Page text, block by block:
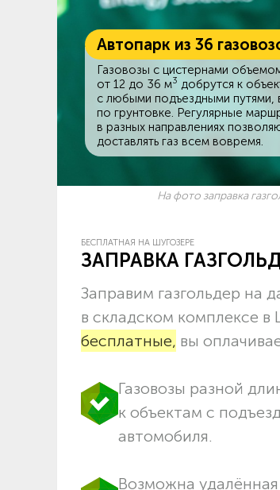
Автопарк из 36
Газовозы с цистернами
от 12 до 36 м3 добрутся к
c любыми подъездными путями,
по грунтовке. Регулярные
в разных направлениях
доставлять газ всем вовремя.
На фото заправка
БЕСПЛАТНАЯ НА ШУГОЗЕРЕ
ЗАПРАВКА
Заправим газгольдер на
в складском комплексе
бесплатные, вы
Газовозы разной
к объектам c
автомобиля.
Возможна